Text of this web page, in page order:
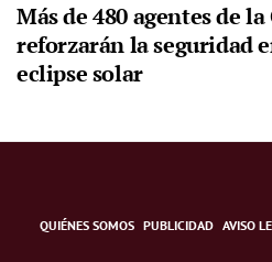
Más de 480 agentes de
reforzarán la seguridad
eclipse solar
QUIÉNES SOMOS PUBLICIDAD AVISO